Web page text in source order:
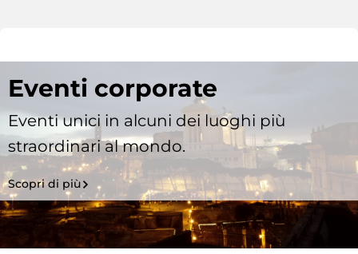
Eventi corporate
Eventi unici in alcuni dei luoghi più
straordinari al mondo.
Scopri di più